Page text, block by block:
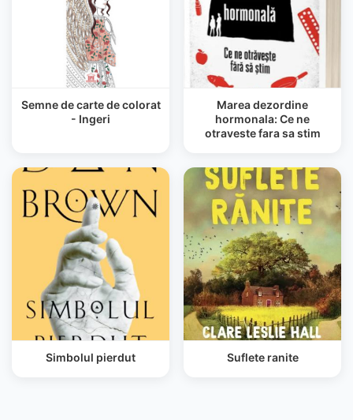
Semne de carte de colorat
- Ingeri
Marea dezordine
hormonala: Ce ne
otraveste fara sa stim
Simbolul pierdut Suflete ranite